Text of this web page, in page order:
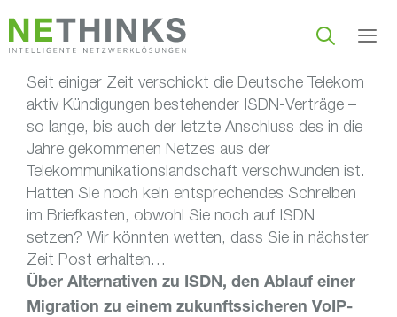
Inhalt
springen
Seit einiger Zeit verschickt die Deutsche Telekom
aktiv Kündigungen bestehender ISDN-Verträge –
so lange, bis auch der letzte Anschluss des in die
Jahre gekommenen Netzes aus der
Telekommunikationslandschaft verschwunden ist.
Hatten Sie noch kein entsprechendes Schreiben
im Briefkasten, obwohl Sie noch auf ISDN
setzen? Wir könnten wetten, dass Sie in nächster
Zeit Post erhalten…
Über Alternativen zu ISDN, den Ablauf einer
Migration zu einem zukunftssicheren VoIP-